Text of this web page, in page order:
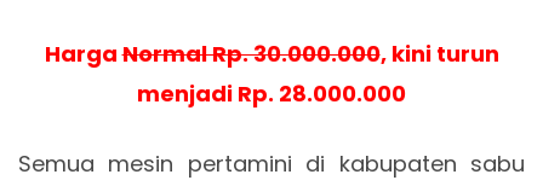
HargaNormal Rp. 30.000.000, kini turun
menjadi Rp. 28.000.000
Semua mesin pertamini di kabupaten sabu